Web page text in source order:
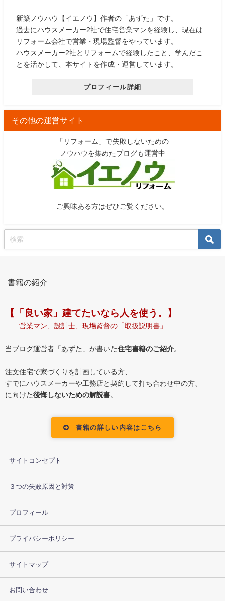
新築ノウハウ【イエノウ】作者の「あずた」です。
過去にハウスメーカー2社で住宅営業マンを経験し、現在は
リフォーム会社で営業・現場監督をやっています。
ハウスメーカー2社とリフォームで経験したこと、学んだこ
とを活かして、本サイトを作成・運営しています。
プロフィール詳細
その他の運営サイト
「リフォーム」で失敗しないための
ノウハウを集めたブログも運営中
ご興味ある方はぜひご覧ください。
書籍の紹介
【「良い家」建てたいなら人を使う。】
営業マン、設計士、現場監督の「取扱説明書」
当ブログ運営者「あずた」が書いた住宅書籍のご紹介。
注文住宅で家づくりを計画している方、
すでにハウスメーカーや工務店と契約して打ち合わせ中の方、
に向けた後悔しないための解説書。
書籍の詳しい内容はこちら
サイトコンセプト
３つの失敗原因と対策
プロフィール
プライバシーポリシー
サイトマップ
お問い合わせ